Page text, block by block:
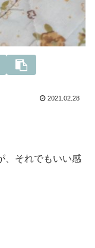
2021.02.28
、それでもいい感